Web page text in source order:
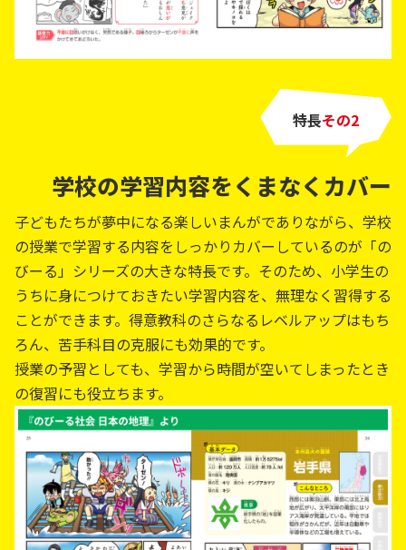
特長その
学校の学習内容をくまなくカバー
子どもたちが夢中になる楽しいまんがでありながら、学校
の授業で学習する内容をしっかりカバーしているのが「の
びーる」シリーズの大きな特長です。そのため、小学生の
うちに身につけておきたい学習内容を、無理なく習得する
ことができます。得意教科のさらなるレベルアップはもち
ろん、苦手科目の克服にも効果的です。
授業の予習としても、学習から時間が空いてしまったとき
の復習にも役立ちます。